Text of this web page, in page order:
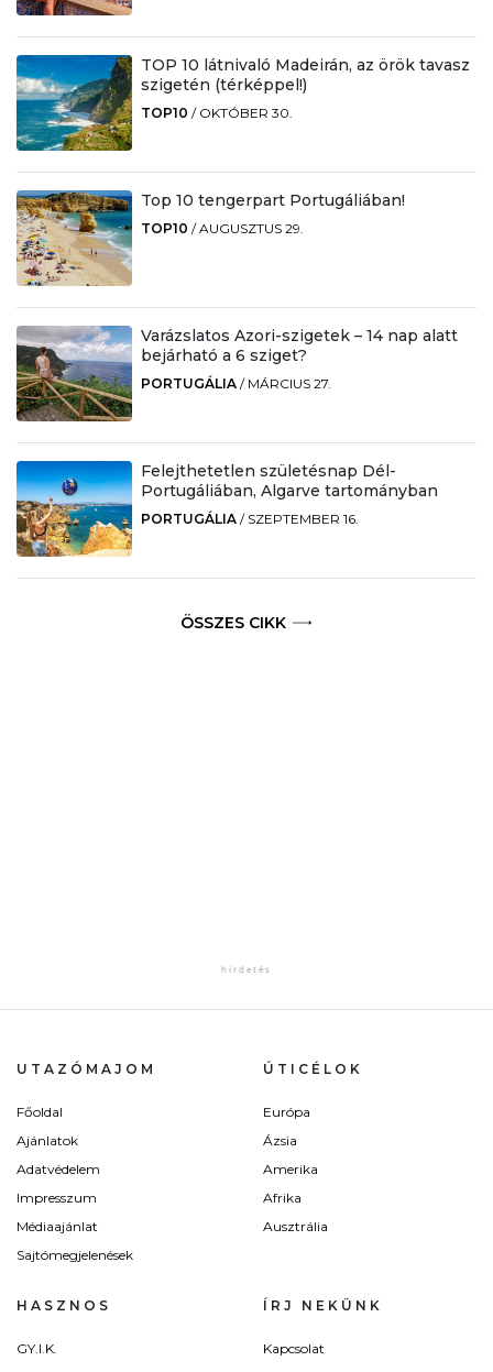
TOP 10 látnivaló Madeirán, az örök tavasz
szigetén (térképpel!)
TOP10 / OKTÓBER 30.
Top 10 tengerpart Portugáliában!
TOP10 /AUGUSZTUS 29.
Varázslatos Azori-szigetek – 14 nap alatt
bejárható a 6 sziget?
PORTUGÁLIA / MÁRCIUS 27.
Felejthetetlen születésnap Dél-
Portugáliában, Algarve tartományban
PORTUGÁLIA / SZEPTEMBER 16.
ÖSSZES CIKK
UTAZÓMAJOM
Főoldal
Ajánlatok
Adatvédelem
Impresszum
Médiaajánlat
Sajtómegjelenések
ÚTICÉLOK
Európa
Ázsia
Amerika
Afrika
Ausztrália
HASZNOS
GY.I.K.
ÍRJ NEKÜNK
Kapcsolat